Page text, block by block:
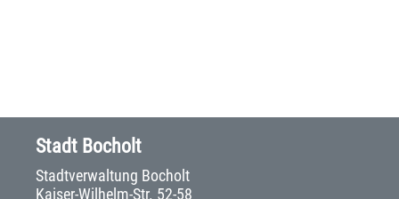
Stadt Bocholt
Stadtverwaltung Bocholt
Kaiser-Wilhelm-Str. 52-58